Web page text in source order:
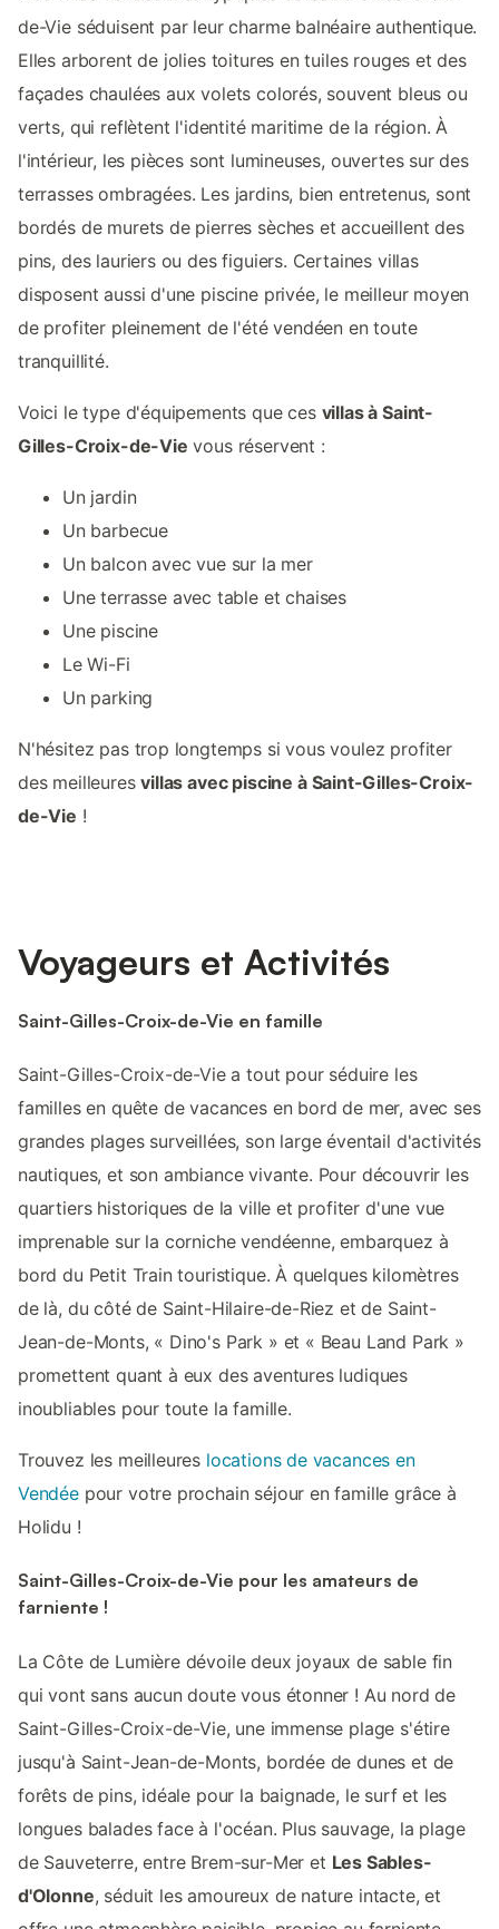
de-Vie séduisent par leur charme balnéaire authentique.
Elles arborent de jolies toitures en tuiles rouges et des
façades chaulées aux volets colorés, souvent bleus ou
verts, qui reflètent l'identité maritime de la région. À
l'intérieur, les pièces sont lumineuses, ouvertes sur des
terrasses ombragées. Les jardins, bien entretenus, sont
bordés de murets de pierres sèches et accueillent des
pins, des lauriers ou des figuiers. Certaines villas
disposent aussi d'une piscine privée, le meilleur moyen
de profiter pleinement de l'été vendéen en toute
tranquillité.
Voici le type d'équipements que ces villas à Saint-
Gilles-Croix-de-Vie vous réservent :
Un jardin
Un barbecue
Un balcon avec vue sur la mer
Une terrasse avec table et chaises
Une piscine
Le Wi-Fi
Un parking
N'hésitez pas trop longtemps si vous voulez profiter
des meilleuresvillas avec piscine à Saint-Gilles-Croix-
de-Vie !
Voyageurs et Activités
Saint-Gilles-Croix-de-Vie en famille
Saint-Gilles-Croix-de-Vie a tout pour séduire les
familles en quête de vacances en bord de mer, avec ses
grandes plages surveillées, son large éventail d'activités
nautiques, et son ambiance vivante. Pour découvrir les
quartiers historiques de la ville et profiter d'une vue
imprenable sur la corniche vendéenne, embarquez à
bord du Petit Train touristique. À quelques kilomètres
de là, du côté de Saint-Hilaire-de-Riez et de Saint-
Jean-de-Monts, « Dino's Park » et « Beau Land Park »
promettent quant à eux des aventures ludiques
inoubliables pour toute la famille.
Trouvez les meilleures locations de vacances en
Vendéepour votre prochain séjour en famille grâce à
Holidu !
Saint-Gilles-Croix-de-Vie pour les amateurs de
farniente !
La Côte de Lumière dévoile deux joyaux de sable fin
qui vont sans aucun doute vous étonner ! Au nord de
Saint-Gilles-Croix-de-Vie, une immense plage s'étire
jusqu'à Saint-Jean-de-Monts, bordée de dunes et de
forêts de pins, idéale pour la baignade, le surf et les
longues balades face à l'océan. Plus sauvage, la plage
de Sauveterre, entre Brem-sur-Mer et Les Sables-
d'Olonne, séduit les amoureux de nature intacte, et